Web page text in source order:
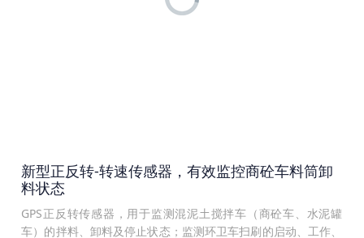
新型正反转-转速传感器，有效监控商砼车料筒卸
料状态
GPS正反转传感器，用于监测混泥土搅拌车（商砼车、水泥罐
车）的拌料、卸料及停止状态；监测环卫车扫刷的启动、工作、